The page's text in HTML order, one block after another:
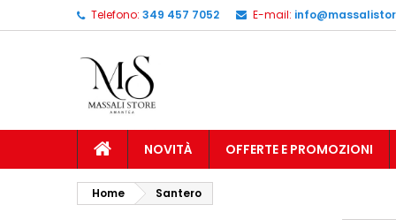
Telefono: 349 457 7052 E-mail:
NOVITÀ OFFERTE E PROMOZIONI
Home Santero